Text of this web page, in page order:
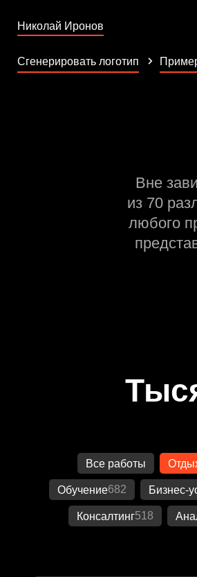
Николай Иронов
Сгенерировать логотип
Вне
из 70
любого
Все работы
Обучение682 Бизнес-
Консалтинг518